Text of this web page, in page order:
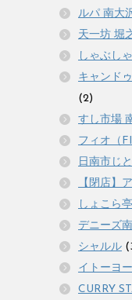
ルパ 南大
天一坊 堀
しゃぶし
キャンド
(2)
すし市場
フィオ（
日南市じ
【閉店】
しょこら亭
デニーズ
シャルル
イトーヨ
CURRY